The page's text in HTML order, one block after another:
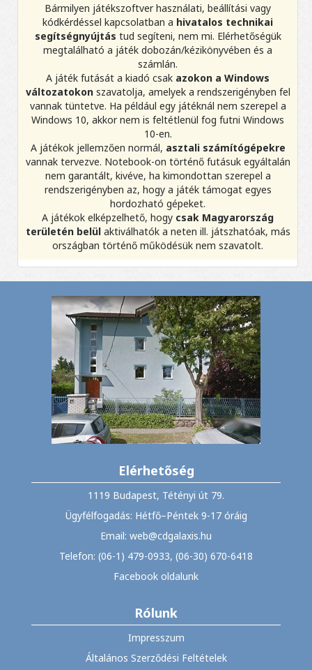
Bármilyen játékszoftver használati, beállítási vagy
kódkérdéssel kapcsolatban a hivatalos technikai
segítségnyújtás tud segíteni, nem mi. Elérhetőségük
megtalálható a játék dobozán/kézikönyvében és a
számlán.
A játék futását a kiadó csak azokon a Windows
változatokonszavatolja, amelyek a rendszerigényben fel
vannak tüntetve. Ha például egy játéknál nem szerepel a
Windows 10, akkor nem is feltétlenül fog futni Windows
10-en.
A játékok jellemzően normál, asztali számítógépekre
vannak tervezve. Notebook-on történő futásuk egyáltalán
nem garantált, kivéve, ha kimondottan szerepel a
rendszerigényben az, hogy a játék támogat egyes
hordozható gépeket.
A játékok elképzelhető, hogy csak Magyarország
területén belülaktiválhatók a neten ill. játszhatóak, más
országban történő működésük nem szavatolt.
Elérhetőség
1119 Budapest, Tétényi út 79.
Ügyfélfogadás: Hétfő–Péntek 9-17 óráig
Email: web@cdgalaxis.hu
Telefon: (06-1) 479-0933, (06-30) 670-6418
Facebook oldalunk
Rólunk
Impresszum
Általános Szerződési Feltételek